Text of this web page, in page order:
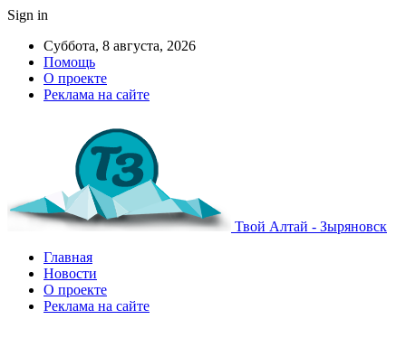
Sign in
Суббота, 8 августа, 2026
Помощь
О проекте
Реклама на сайте
Твой Алтай - Зыряновск
Главная
Новости
О проекте
Реклама на сайте